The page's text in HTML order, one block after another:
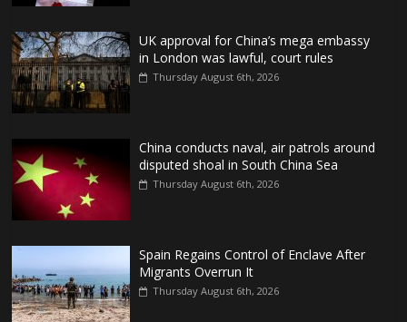
UK approval for China’s mega embassy
in London was lawful, court rules
Thursday August 6th, 2026
China conducts naval, air patrols around
disputed shoal in South China Sea
Thursday August 6th, 2026
Spain Regains Control of Enclave After
Migrants Overrun It
Thursday August 6th, 2026